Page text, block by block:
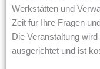
Werkstätten und
Zeit für Ihre Fragen
Die Veranstaltung
ausgerichtet und ist